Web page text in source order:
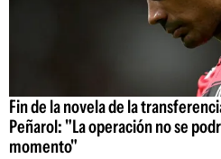
Fin de la novela de la
Peñarol: "La operación no se
momento"